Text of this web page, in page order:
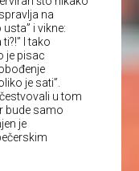
na
i vikne:
I tako
je pisac
je sati”.
u tom
bude samo
je